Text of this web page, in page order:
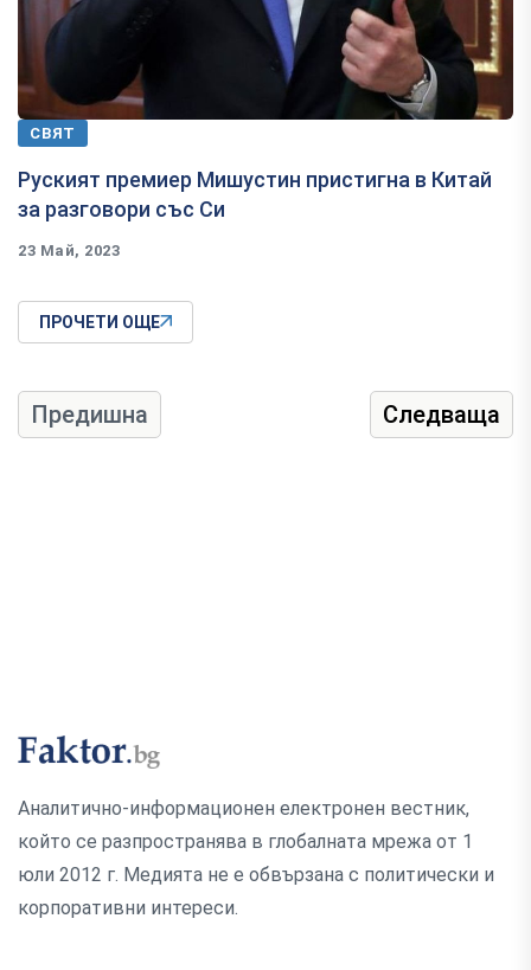
СВЯТ
Руският премиер Мишустин пристигна в Китай
за разговори със Си
23 Май, 2023
ПРОЧЕТИ ОЩЕ
Предишна Следваща
Аналитично-информационен електронен вестник,
който се разпространява в глобалната мрежа от 1
юли 2012 г. Медията не е обвързана с политически и
корпоративни интереси.